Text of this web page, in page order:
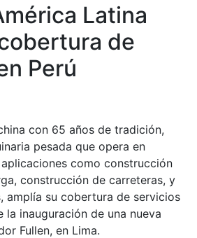
Latina
de
Perú
con 65 años de tradición,
pesada que opera en
como construcción
construcción de carreteras, y
amplía su cobertura de servicios
la inauguración de una nueva
Fullen, en Lima.